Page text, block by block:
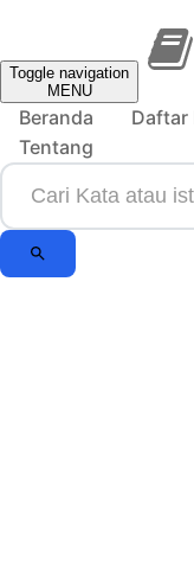
Toggle navigation
MENU
Beranda Daftar
Tentang